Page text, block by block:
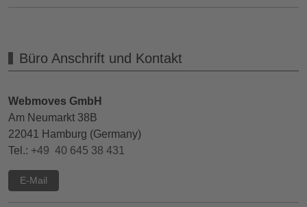
Büro Anschrift und Kontakt
Webmoves GmbH
Am Neumarkt 38B
22041 Hamburg (Germany)
Tel.: +49 40 645 38 431
E-Mail